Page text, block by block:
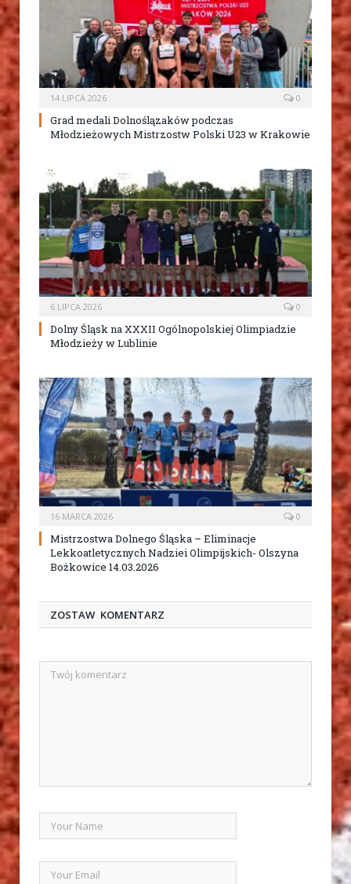
14 LIPCA 2026 0
Grad medali Dolnoślązaków podczas
Młodzieżowych Mistrzostw Polski U23 w Krakowie
6 LIPCA 2026 0
Dolny Śląsk na XXXII Ogólnopolskiej Olimpiadzie
Młodzieży w Lublinie
16 MARCA 2026 0
Mistrzostwa Dolnego Śląska – Eliminacje
Lekkoatletycznych Nadziei Olimpijskich- Olszyna
Bożkowice 14.03.2026
ZOSTAW KOMENTARZ